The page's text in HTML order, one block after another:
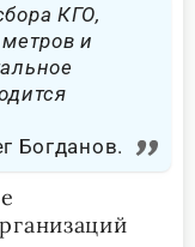
КГО,
и
Богданов.